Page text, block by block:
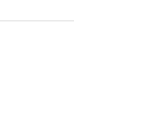
Zum Download